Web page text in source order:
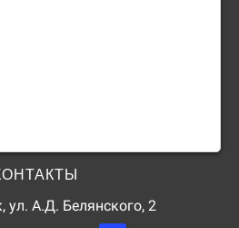
ул. А.Д. Белянского, 2